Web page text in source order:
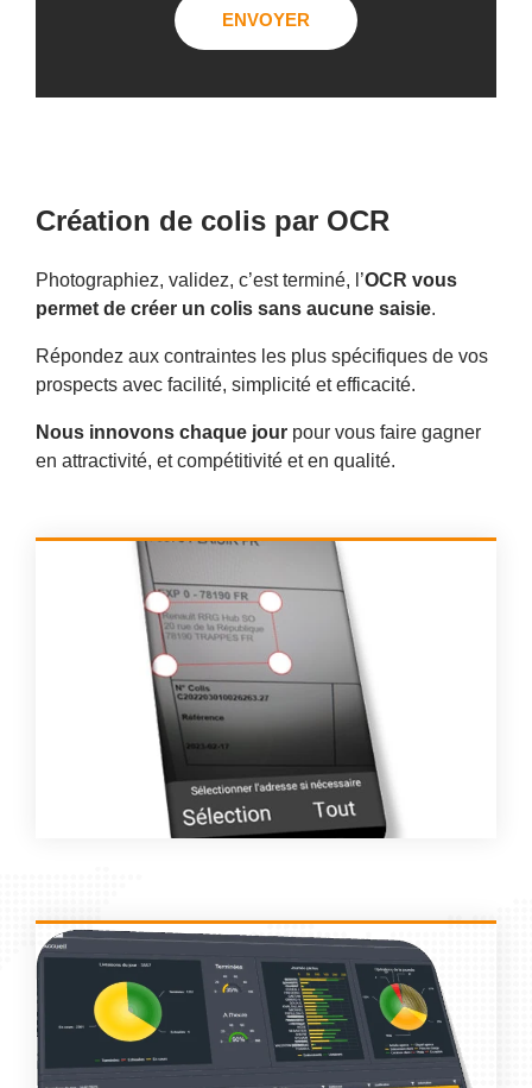
Création de colis par OCR
Photographiez, validez, c’est terminé, l’OCR vous
permet de créer un colis sans aucune saisie.
Répondez aux contraintes les plus spécifiques de vos
prospects avec facilité, simplicité et efficacité.
Nous innovons chaque jour pour vous faire gagner
en attractivité, et compétitivité et en qualité.